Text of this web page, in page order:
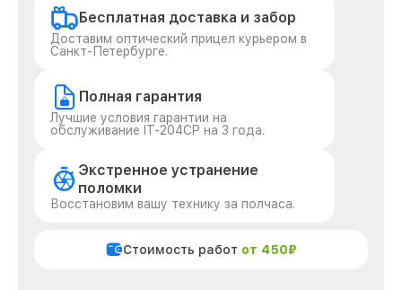
Бесплатная доставка и забор
Доставим оптический прицел курьером в
Санкт-Петербурге.
Полная гарантия
Лучшие условия гарантии на
обслуживание IT-204CP на 3 года.
Экстренное устранение
поломки
Восстановим вашу технику за полчаса.
Стоимость работ от 450₽